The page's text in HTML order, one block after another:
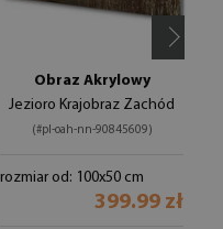
Obraz Akrylowy
Jezioro Krajobraz Zachód
(#pl-oah-nn-90845609)
rozmiar od: 100x50 cm
399.99 zł